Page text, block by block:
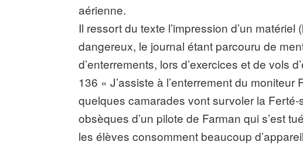
aérienne.
Il ressort du texte l’impression d’un matériel
dangereux, le journal étant parcouru de
d’enterrements, lors d’exercices et de vols
136 « J’assiste à l’enterrement du
quelques camarades vont survoler la
obsèques d’un pilote de Farman qui s’est
les élèves consomment beaucoup